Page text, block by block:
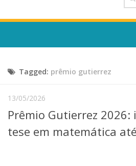
Escola, Institutos e Órgãos
Núcleos e Comissões
Telefones e Mapas
Tagged: prêmio gutierrez
13/05/2026
Prêmio Gutierrez 2026:
tese em matemática